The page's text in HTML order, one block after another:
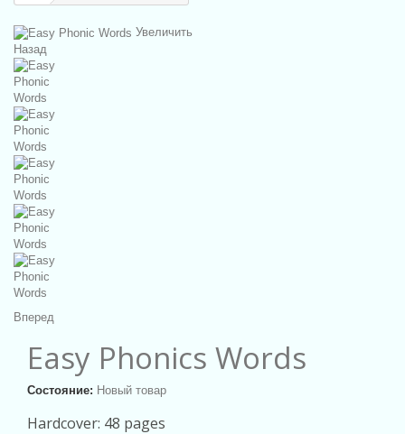
Увеличить
Назад
Вперед
Easy Phonics Words
Состояние: Новый товар
Hardcover: 48 pages